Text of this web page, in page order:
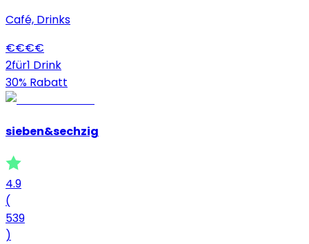
Café, Drinks
€€€€
2für1 Drink
30% Rabatt
sieben&sechzig
4.9
(
539
)